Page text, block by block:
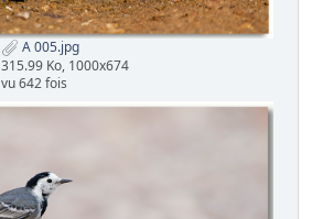
A 005.jpg
315.99 Ko, 1000x674
vu 642 fois